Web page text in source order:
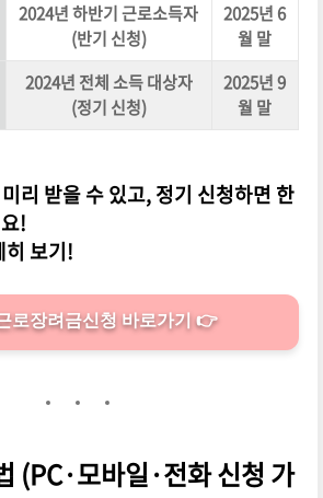
2024년 하반기 근로소득자
(반기 신청)
2025년 6
월 말
2024년 전체 소득 대상자
(정기 신청)
2025년 9
월 말
리 받을 수 있고, 정기 신청하면 한
!
히 보기!
로장려금신청 바로가기 👉
(PC·모바일·전화 신청 가